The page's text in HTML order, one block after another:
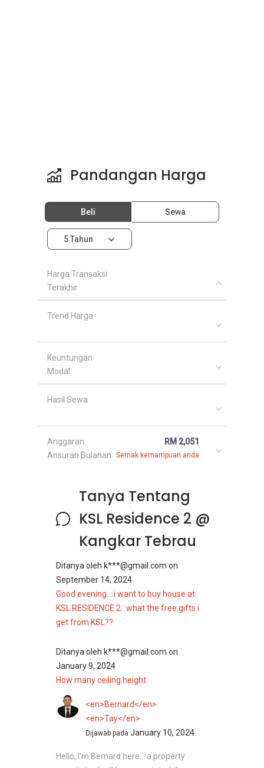
Pandangan Harga
Beli Sewa
5 Tahun
Harga Transaksi
Terakhir
Trend Harga
Keuntungan
Modal
Hasil Sewa
Anggaran
Ansuran Bulanan
RM 2,051
Semak kemampuan anda
Tanya Tentang
KSL Residence 2 @
Kangkar Tebrau
Ditanya oleh k***@gmail.com on
September 14, 2024
Good evening....i want to buy house at
KSL RESIDENCE 2...what the free gifts i
get from KSL??
Ditanya oleh k***@gmail.com on
January 9, 2024
How many ceiling height
<en>Bernard</en>
<en>Tay</en>
Dijawab pada January 10, 2024
Hello, I'm Bernard here... a property